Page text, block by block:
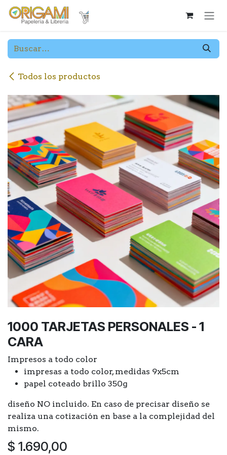
Ir al contenido
Todos los productos
1000 TARJETAS PERSONALES - 1
CARA
Impresos a todo color
impresas a todo color, medidas 9x5cm
papel coteado brillo 350g
diseño NO incluido. En caso de precisar diseño se
realiza una cotización en base a la complejidad del
mismo.
$ 1.690,00